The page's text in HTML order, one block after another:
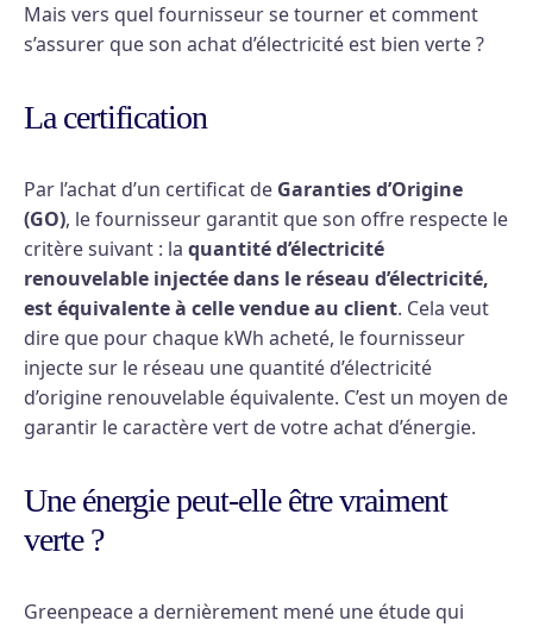
Mais vers quel fournisseur se tourner et comment
s’assurer que son achat d’électricité est bien verte ?
La certification
Par l’achat d’un certificat de Garanties d’Origine
(GO), le fournisseur garantit que son offre respecte le
critère suivant : la quantité d’électricité
renouvelable injectée dans le réseau d’électricité,
est équivalente à celle vendue au client. Cela veut
dire que pour chaque kWh acheté, le fournisseur
injecte sur le réseau une quantité d’électricité
d’origine renouvelable équivalente. C’est un moyen de
garantir le caractère vert de votre achat d’énergie.
Une énergie peut-elle être vraiment
verte ?
Greenpeace a dernièrement mené une étude qui